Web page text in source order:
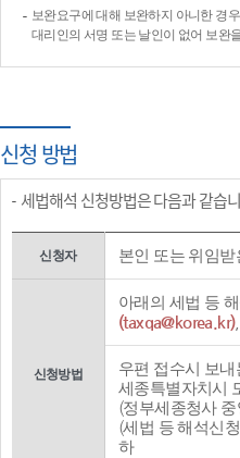
보완요구에 대해 보완하지 아니한 경
대리인의 서명 또는 날인이 없어 보완
신청 방법
세법해석 신청방법은 다음과 같습
신청자 본인 또는 위임받
신청방법
아래의 세법 등
(taxqa@korea.kr)
우편 접수시 보
세종특별자치시
(정부세종청사 중
(세법 등 해석신
하